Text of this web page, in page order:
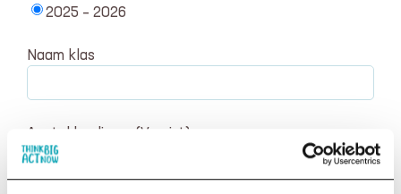
2025 – 2026
Naam klas
Aantal leerlingen(Vereist)